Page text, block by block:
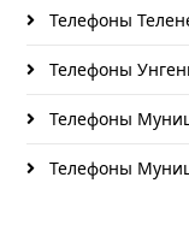
Телефоны
Телефоны
Телефоны
Телефоны